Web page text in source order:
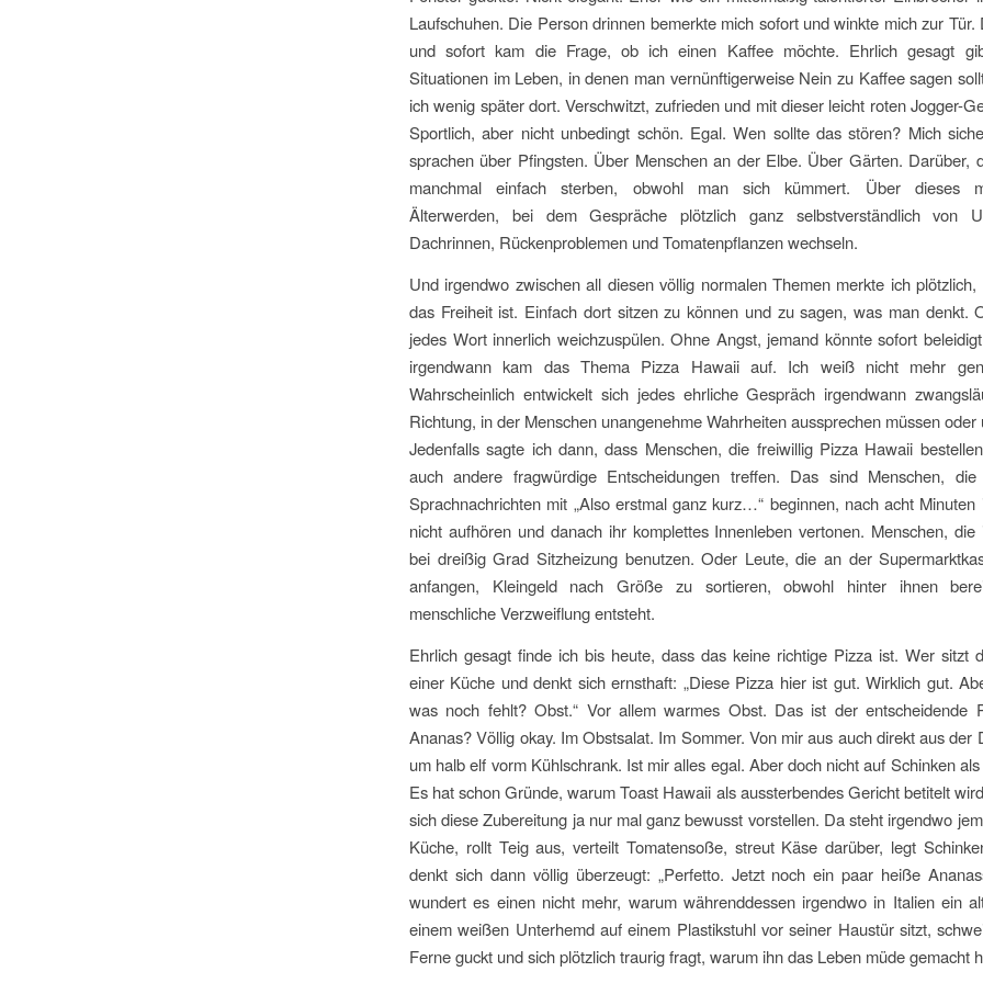
Laufschuhen. Die Person drinnen bemerkte mich sofort und winkte mich zur Tür.
und sofort kam die Frage, ob ich einen Kaffee möchte. Ehrlich gesagt
Situationen im Leben, in denen man vernünftigerweise Nein zu Kaffee sagen
ich wenig später dort. Verschwitzt, zufrieden und mit dieser leicht roten Jogger-
Sportlich, aber nicht unbedingt schön. Egal. Wen sollte das stören? Mich
sprachen über Pfingsten. Über Menschen an der Elbe. Über Gärten. Darüber,
manchmal einfach sterben, obwohl man sich kümmert. Über dieses
Älterwerden, bei dem Gespräche plötzlich ganz selbstverständlich von
Dachrinnen, Rückenproblemen und Tomatenpflanzen wechseln.
Und irgendwo zwischen all diesen völlig normalen Themen merkte ich plötzlich,
das Freiheit ist. Einfach dort sitzen zu können und zu sagen, was man denkt.
jedes Wort innerlich weichzuspülen. Ohne Angst, jemand könnte sofort
irgendwann kam das Thema Pizza Hawaii auf. Ich weiß nicht mehr
Wahrscheinlich entwickelt sich jedes ehrliche Gespräch irgendwann
Richtung, in der Menschen unangenehme Wahrheiten aussprechen müssen oder
Jedenfalls sagte ich dann, dass Menschen, die freiwillig Pizza Hawaii
auch andere fragwürdige Entscheidungen treffen. Das sind Menschen, die
Sprachnachrichten mit „Also erstmal ganz kurz…“ beginnen, nach acht Minuten
nicht aufhören und danach ihr komplettes Innenleben vertonen. Menschen,
bei dreißig Grad Sitzheizung benutzen. Oder Leute, die an der
anfangen, Kleingeld nach Größe zu sortieren, obwohl hinter ihnen
menschliche Verzweiflung entsteht.
Ehrlich gesagt finde ich bis heute, dass das keine richtige Pizza ist. Wer sitzt
einer Küche und denkt sich ernsthaft: „Diese Pizza hier ist gut. Wirklich gut.
was noch fehlt? Obst.“ Vor allem warmes Obst. Das ist der entscheidende
Ananas? Völlig okay. Im Obstsalat. Im Sommer. Von mir aus auch direkt aus der
um halb elf vorm Kühlschrank. Ist mir alles egal. Aber doch nicht auf Schinken
Es hat schon Gründe, warum Toast Hawaii als aussterbendes Gericht betitelt
sich diese Zubereitung ja nur mal ganz bewusst vorstellen. Da steht irgendwo
Küche, rollt Teig aus, verteilt Tomatensoße, streut Käse darüber, legt
denkt sich dann völlig überzeugt: „Perfetto. Jetzt noch ein paar heiße
wundert es einen nicht mehr, warum währenddessen irgendwo in Italien ein
einem weißen Unterhemd auf einem Plastikstuhl vor seiner Haustür sitzt,
Ferne guckt und sich plötzlich traurig fragt, warum ihn das Leben müde gemacht